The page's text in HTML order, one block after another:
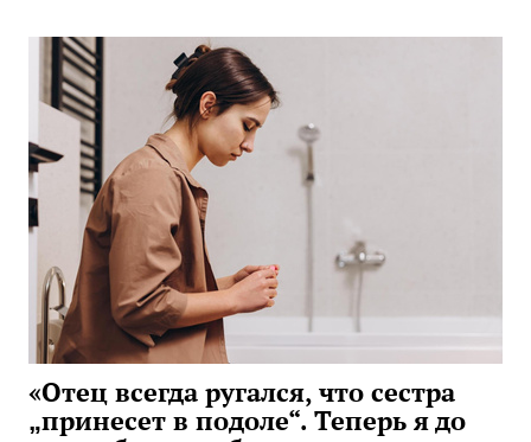
«Отец всегда ругался, что сестра
„принесет в подоле“. Теперь я до